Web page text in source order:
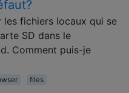
les fichiers locaux qui se
SD dans le
Comment puis-je
files